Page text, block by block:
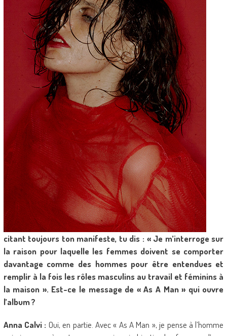
citant toujours ton manifeste, tu dis : « Je m’interroge sur
la raison pour laquelle les femmes doivent se comporter
davantage comme des hommes pour être entendues et
remplir à la fois les rôles masculins au travail et féminins à
la maison ». Est-ce le message de « As A Man » qui ouvre
l’album ?
Anna Calvi : Oui, en partie. Avec « As A Man », je pense à l’homme